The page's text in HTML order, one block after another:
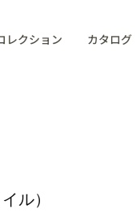
レクション カタログ
ル）